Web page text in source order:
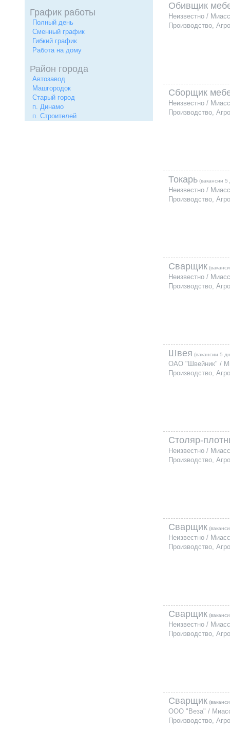
Обивщик
Неизвестно / Миасс
Производство,
Сборщик
Неизвестно / Миасс
Производство,
Токарь (вакансии 5
Неизвестно / Миасс
Производство,
Сварщик
Неизвестно / Миасс
Производство,
Швея (вакансии 5
ОАО "Швейник" /
Производство,
Столяр-
Неизвестно / Миасс
Производство,
Сварщик
Неизвестно / Миасс
Производство,
Сварщик
Неизвестно / Миасс
Производство,
Сварщик
ООО "Веза" /
Производство,
График работы
Полный день
Сменный график
Гибкий график
Работа на дому
Район города
Автозавод
Машгородок
Старый город
п. Динамо
п. Строителей